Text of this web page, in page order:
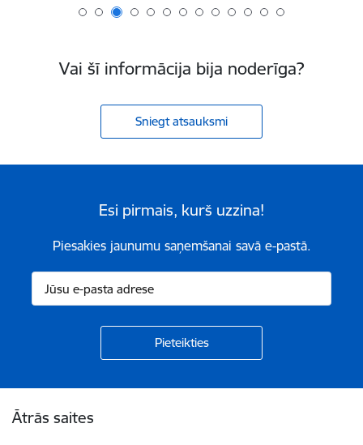
Vai šī informācija bija noderīga?
Sniegt atsauksmi
Esi pirmais, kurš uzzina!
Piesakies jaunumu saņemšanai savā e-pastā.
Ātrās saites